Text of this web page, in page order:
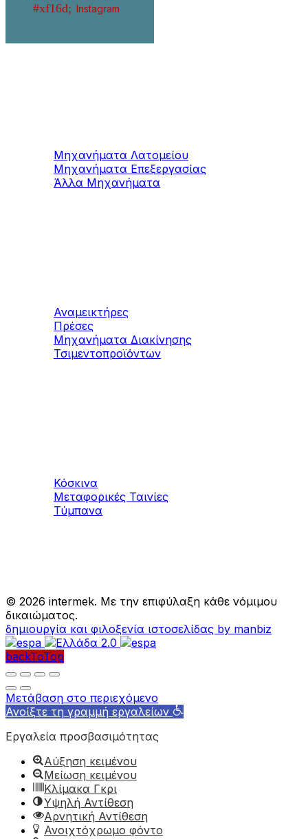
Instagram
Μηχανήματα Λατομείου
Μηχανήματα Επεξεργασίας
Άλλα Μηχανήματα
Αναμεικτήρες
Πρέσες
Μηχανήματα Διακίνησης
Τσιμεντοπροϊόντων
Κόσκινα
Μεταφορικές Ταινίες
Τύμπανα
© 2026 intermek. Με την επιφύλαξη κάθε νόμιμου
δικαιώματος.
δημιουργία και φιλοξενία ιστοσελίδας by manbiz
backToTop
Μετάβαση στο περιεχόμενο
Ανοίξτε τη γραμμή εργαλείων
Εργαλεία προσβασιμότητας
Αύξηση κειμένου
Μείωση κειμένου
Κλίμακα Γκρι
Υψηλή Αντίθεση
Αρνητική Αντίθεση
Ανοιχτόχρωμο φόντο